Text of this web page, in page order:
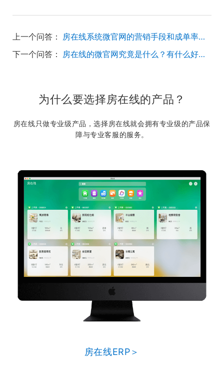
上一个问答：
房在线系统微官网的营销手段和成单率高吗？
下一个问答：
房在线的微官网究竟是什么？有什么好处？
为什么要选择房在线的产品？
房在线只做专业级产品，选择房在线就会拥有专业级的产品保
障与专业客服的服务。
房在线ERP＞